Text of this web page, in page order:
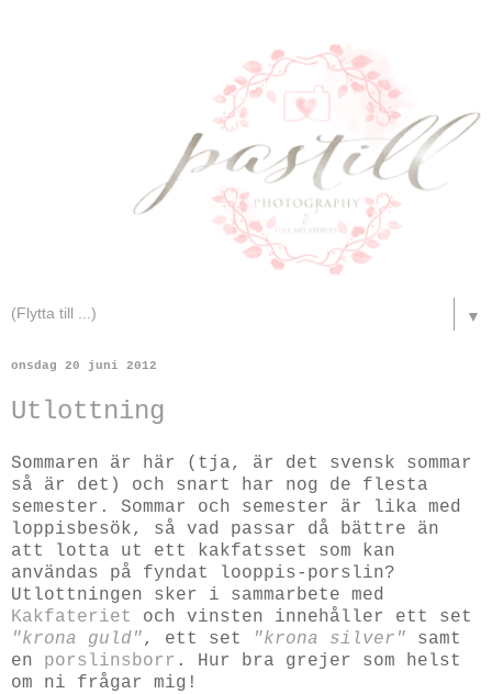
▼
onsdag 20 juni 2012
Utlottning
Sommaren är här (tja, är det svensk sommar
så är det) och snart har nog de flesta
semester. Sommar och semester är lika med
loppisbesök, så vad passar då bättre än
att lotta ut ett kakfatsset som kan
användas på fyndat looppis-porslin?
Utlottningen sker i sammarbete med
Kakfateriet
och vinsten innehåller ett set
"krona guld" , ett set "krona silver" samt
en porslinsborr . Hur bra grejer som helst
om ni frågar mig!